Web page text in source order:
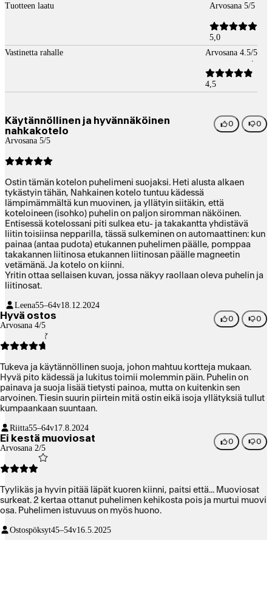
Tuotteen laatu
Arvosana 5/5
5,0
Vastinetta rahalle
Arvosana 4.5/5
4,5
Käytännöllinen ja hyvännäköinen
nahkakotelo
Arvosana 5/5
0 0
Ostin tämän kotelon puhelimeni suojaksi. Heti alusta alkaen
tykästyin tähän, Nahkainen kotelo tuntuu kädessä
lämpimämmältä kun muovinen, ja yllätyin siitäkin, että
koteloineen (isohko) puhelin on paljon siromman näköinen.
Entisessä kotelossani piti sulkea etu- ja takakantta yhdistävä
liitin toisiinsa nepparilla, tässä sulkeminen on automaattinen: kun
painaa (antaa pudota) etukannen puhelimen päälle, pomppaa
takakannen liitinosa etukannen liitinosan päälle magneetin
vetämänä. Ja kotelo on kiinni.
Yritin ottaa sellaisen kuvan, jossa näkyy raollaan oleva puhelin ja
liitinosat.
Leena55–64v18.12.2024
Hyvä ostos
Arvosana 4/5
0 0
Tukeva ja käytännöllinen suoja, johon mahtuu kortteja mukaan.
Hyvä pito kädessä ja lukitus toimii molemmin päin. Puhelin on
painava ja suoja lisää tietysti painoa, mutta on kuitenkin sen
arvoinen. Tiesin suurin piirtein mitä ostin eikä isoja yllätyksiä tullut
kumpaankaan suuntaan.
Riitta55–64v17.8.2024
Ei kestä muoviosat
Arvosana 2/5
0 0
Tyylikäs ja hyvin pitää läpät kuoren kiinni, paitsi että... Muoviosat
surkeat. 2 kertaa ottanut puhelimen kehikosta pois ja murtui muovi
osa. Puhelimen istuvuus on myös huono.
Ostospöksyt45–54v16.5.2025